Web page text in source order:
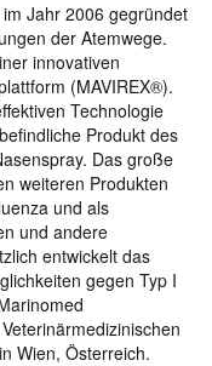
Jahr 2006 gegründet
der Atemwege.
innovativen
(MAVIREX®).
Technologie
Produkt des
Das große
weiteren Produkten
und als
und andere
entwickelt das
gegen Typ I
Wien, Österreich.